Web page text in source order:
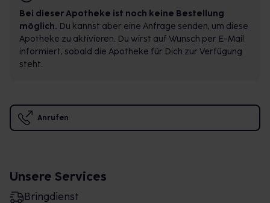
Bei dieser Apotheke ist noch keine Bestellung
möglich. Du kannst aber eine Anfrage senden, um diese
Apotheke zu aktivieren. Du wirst auf Wunsch per E-Mail
informiert, sobald die Apotheke für Dich zur Verfügung
steht.
Anrufen
Unsere Services
Bringdienst